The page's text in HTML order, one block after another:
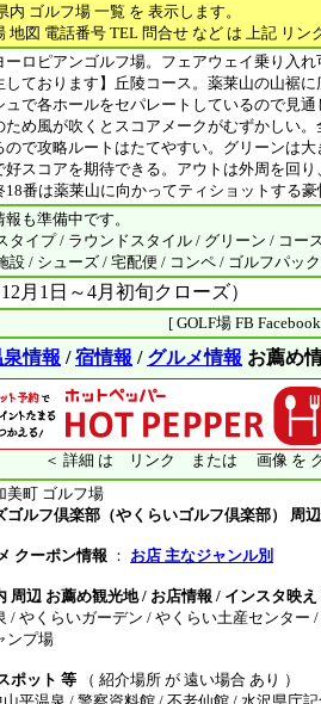
内 ゴルフ場 一覧 を 表示します。
地図 電話番号 TEL 問合せ など は 上記 リン
ーロピアンゴルフ場。フェアウェイ乗り入
しております】丘陵コース。薬莱山の山裾
ュで各ホールをセパレートしているので見
ため風が吹くとスコアメークがむずかしい
ので攻略ルートはたてやすい。グリーンは
好スコアを期待できる。アウトは外周を回
18番は薬莱山に向かってティショットする豪
報も準備中です。
イプ / ラウンドスタイル / グリーン / コー
/ シューズ / 宅配便 / コンペ / ゴルフパッ
月1日～4月初旬クローズ）
[ GOLF場 FB
情報 /宿情報 / グルメ情報 お薦め
＜ 詳細 は リンク または 画像 を ク
美町 ゴルフ場
ゴルフ倶楽部（やくらいゴルフ倶楽部） 周
クーポン情報 ： お店 主なジャンル別
周辺 お薦め観光地 / お店情報 / インスタ映え
/ やくらいガーデン / やくらい土産センター
ンプ場
ポット 等 （ 紹介場所 が 遠い場合 あり ）